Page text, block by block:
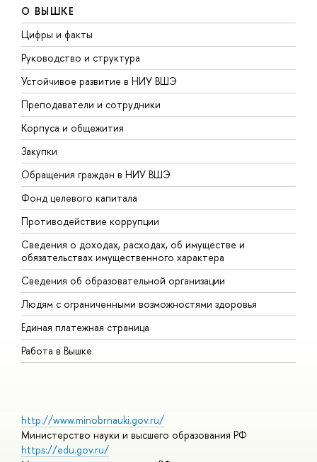
О ВЫШКЕ
Цифры и факты
Руководство и структура
Устойчивое развитие в НИУ ВШЭ
Преподаватели и сотрудники
Корпуса и общежития
Закупки
Обращения граждан в НИУ ВШЭ
Фонд целевого капитала
Противодействие коррупции
Сведения о доходах, расходах, об имуществе и
обязательствах имущественного характера
Сведения об образовательной организации
Людям с ограниченными возможностями здоровья
Единая платежная страница
Работа в Вышке
http://www.minobrnauki.gov.ru/
Министерство науки и высшего образования РФ
https://edu.gov.ru/